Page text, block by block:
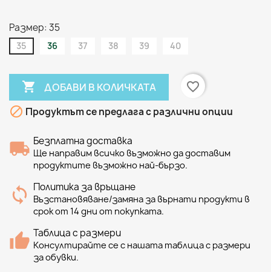
Размер: 35
35 36 37 38 39 40
 ДОБАВИ В КОЛИЧКАТА
favorite_border
 Продуктът се предлага с различни опции
Безплатна доставка
Ще направим всичко възможно да доставим
продуктите възможно най-бързо.
Политика за връщане
Възстановяване/замяна за върнати продукти в
срок от 14 дни от покупката.
Таблица с размери
Консултирайте се с нашата таблица с размери
за обувки.